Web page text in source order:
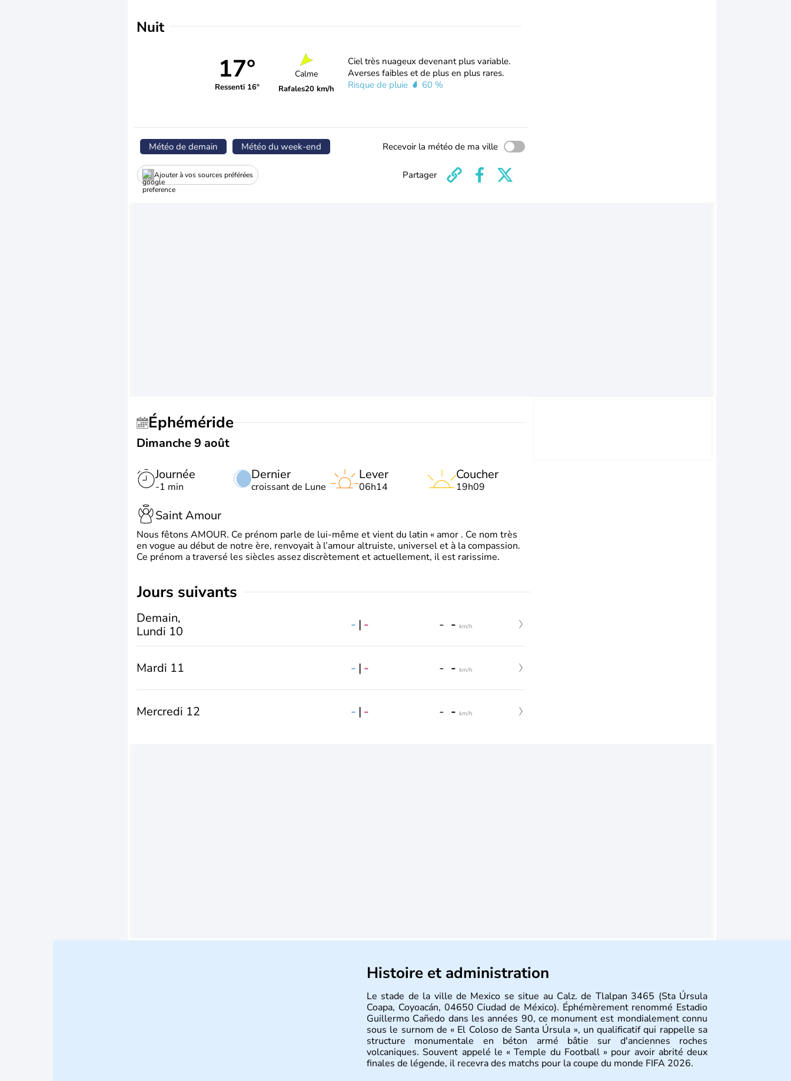
Nuit
17°
Ressenti 16°
Calme
Rafales20 km/h
Ciel très nuageux devenant plus variable.
Averses faibles et de plus en plus rares.
Risque de pluie
60 %
Météo de demain Météo du week-end Recevoir la météo de ma ville
Ajouter à vos sources préférées Partager
Éphéméride
Dimanche 9 août
Journée
-1 min
Dernier
croissant de Lune
Lever
06h14
Coucher
19h09
Saint Amour
Nous fêtons AMOUR. Ce prénom parle de lui-même et vient du latin « amor . Ce nom très
en vogue au début de notre ère, renvoyait à l’amour altruiste, universel et à la compassion.
Ce prénom a traversé les siècles assez discrètement et actuellement, il est rarissime.
jours suivants
Demain,
Lundi 10
- | - - - km/h
Mardi 11 - | - - - km/h
Mercredi 12 - | - - - km/h
Histoire et administration
Le stade de la ville de Mexico se situe au Calz. de Tlalpan 3465 (Sta Úrsula
Coapa, Coyoacán, 04650 Ciudad de México). Éphémèrement renommé Estadio
Guillermo Cañedo dans les années 90, ce monument est mondialement connu
sous le surnom de « El Coloso de Santa Úrsula », un qualificatif qui rappelle sa
structure monumentale en béton armé bâtie sur d'anciennes roches
volcaniques. Souvent appelé le « Temple du Football » pour avoir abrité deux
finales de légende, il recevra des matchs pour la coupe du monde FIFA 2026.